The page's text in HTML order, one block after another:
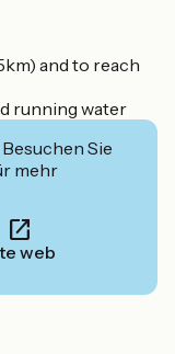
and to reach
running water
Sie
mehr
web